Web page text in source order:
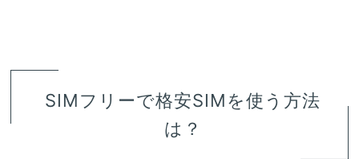
SIMフリーで格安SIMを使う方法
は？